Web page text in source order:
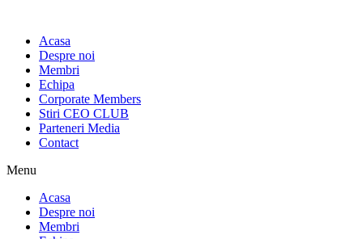
conținutAcasa
Despre noi
Membri
Echipa
Corporate Members
Stiri CEO CLUB
Parteneri Media
Contact
Menu
Acasa
Despre noi
Membri